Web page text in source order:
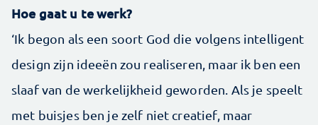
Hoe gaat u te werk?
‘Ik begon als een soort God die volgens intelligent
design zijn ideeën zou realiseren, maar ik ben een
slaaf van de werkelijkheid geworden. Als je speelt
met buisjes ben je zelf niet creatief, maar